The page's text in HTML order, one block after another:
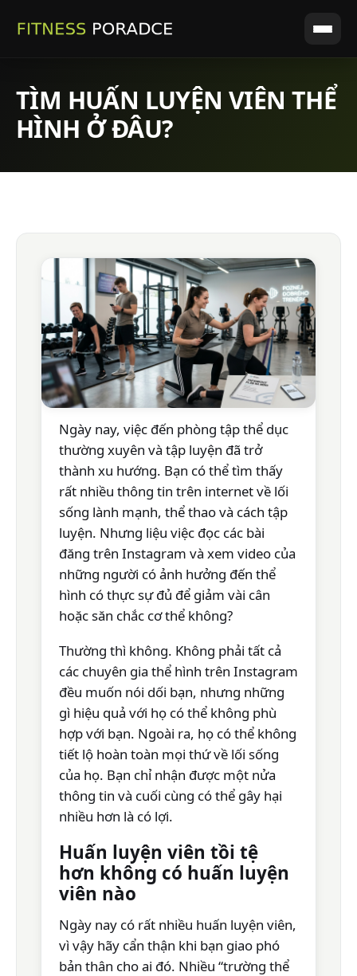
TÌM HUẤN LUYỆN VIÊN THỂ
HÌNH Ở ĐÂU?
Ngày nay, việc đến phòng tập thể dục
thường xuyên và tập luyện đã trở
thành xu hướng. Bạn có thể tìm thấy
rất nhiều thông tin trên internet về lối
sống lành mạnh, thể thao và cách tập
luyện. Nhưng liệu việc đọc các bài
đăng trên Instagram và xem video của
những người có ảnh hưởng đến thể
hình có thực sự đủ để giảm vài cân
hoặc săn chắc cơ thể không?
Thường thì không. Không phải tất cả
các chuyên gia thể hình trên Instagram
đều muốn nói dối bạn, nhưng những
gì hiệu quả với họ có thể không phù
hợp với bạn. Ngoài ra, họ có thể không
tiết lộ hoàn toàn mọi thứ về lối sống
của họ. Bạn chỉ nhận được một nửa
thông tin và cuối cùng có thể gây hại
nhiều hơn là có lợi.
Huấn luyện viên tồi tệ
hơn không có huấn luyện
viên nào
Ngày nay có rất nhiều huấn luyện viên,
vì vậy hãy cẩn thận khi bạn giao phó
bản thân cho ai đó. Nhiều “trường thể